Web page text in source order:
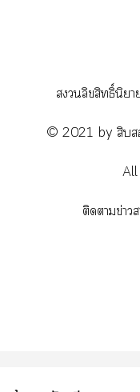
ลิขสิทธิ์นิย
© 2021 by สิบ
ติดาข่า